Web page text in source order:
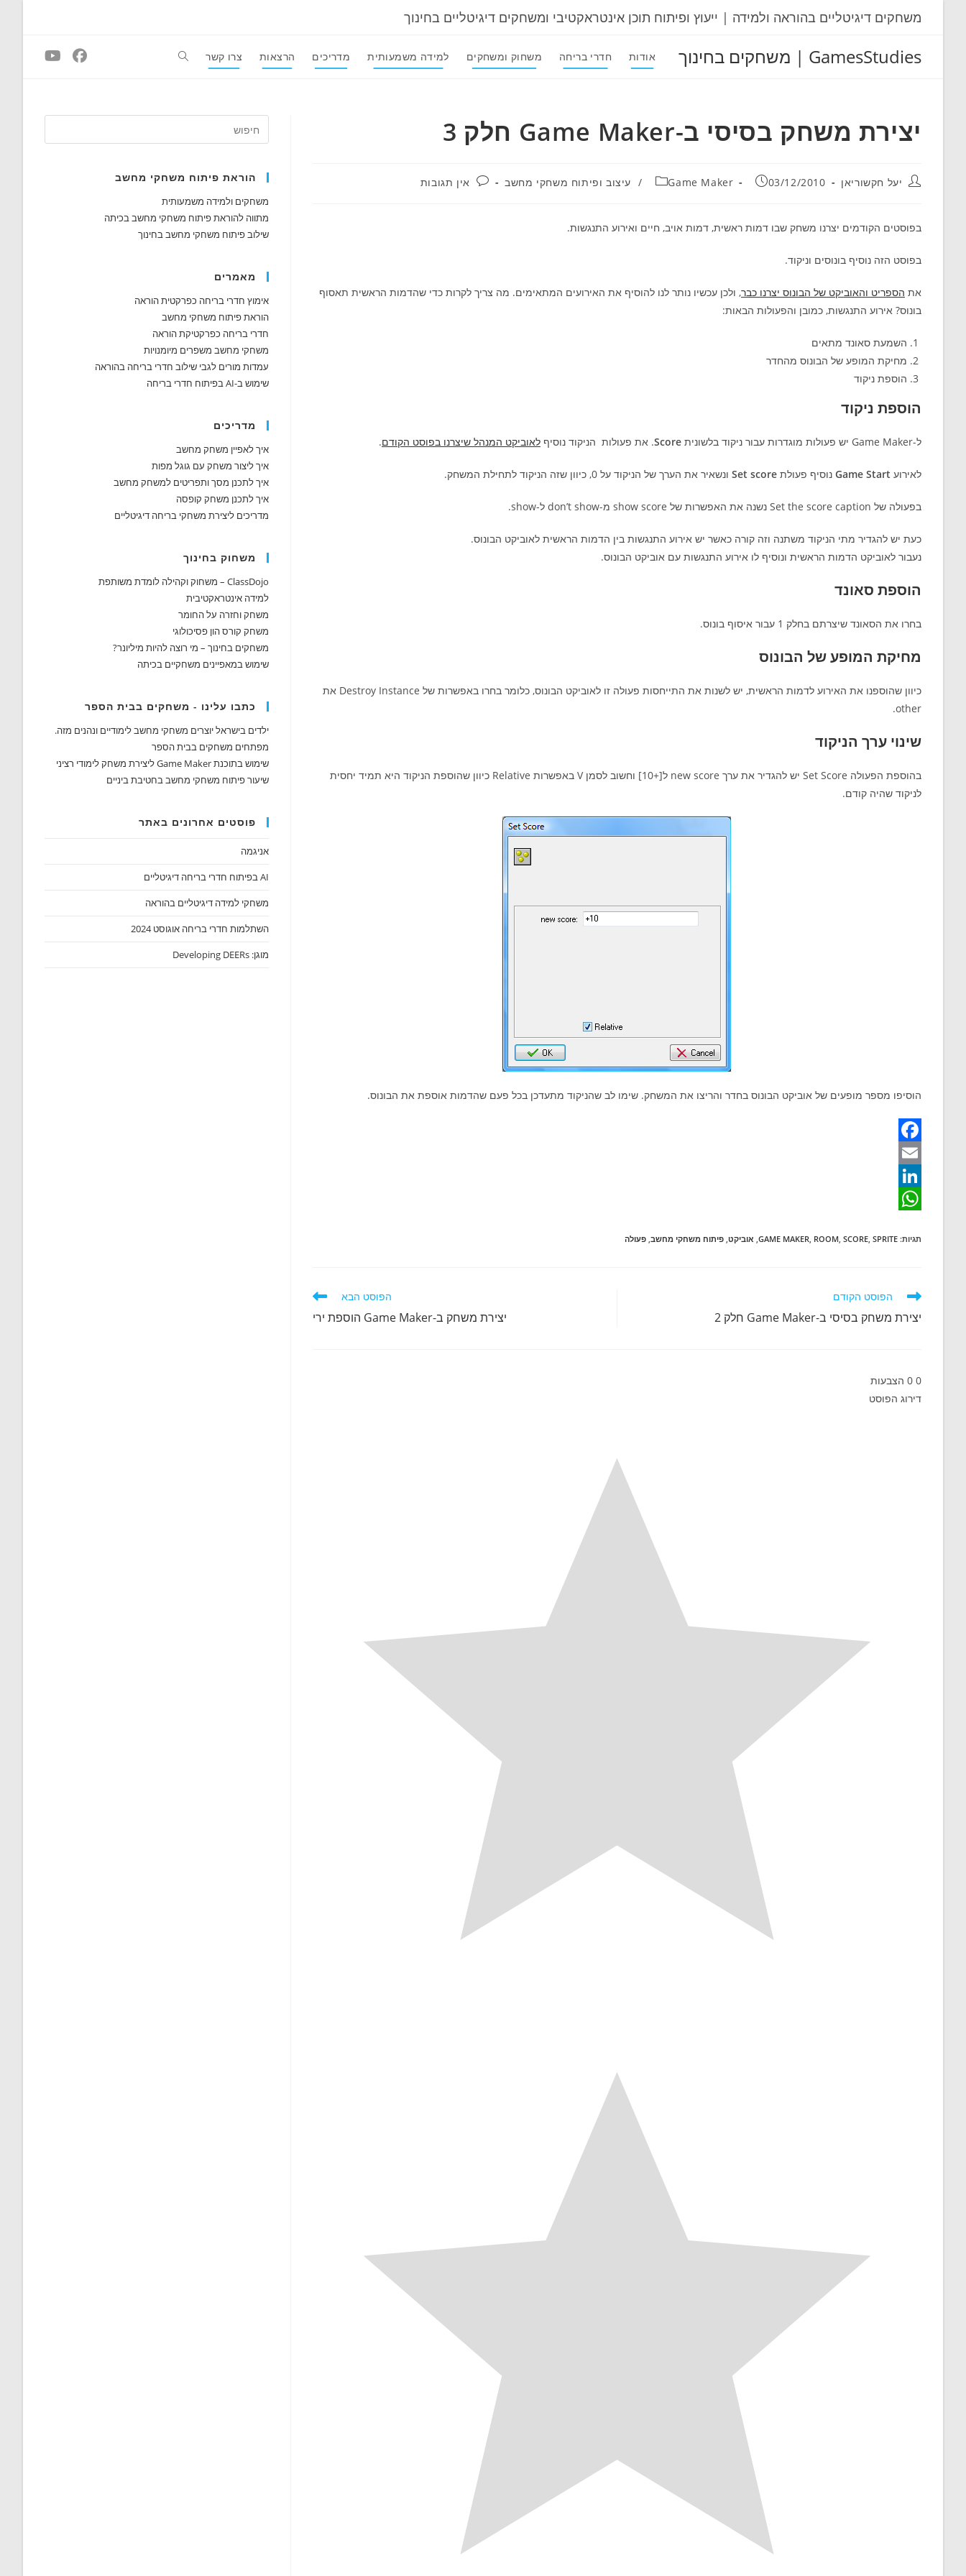
משחקים דיגיטליים בהוראה ולמידה | ייעוץ ופיתוח תוכן אינטראקטיבי ומשחקים דיגיטליים בחינוך
GamesStudies | משחקים בחינוך אודות חדרי בריחה משחוק ומשחקים למידה משמעותית מדריכים הרצאות צרו קשר Toggle
search יצירת משחק בסיסי ב-Game Maker חלק 3
מחבר:
יעל חקשוריאן פורסם:
03/12/2010 קטגוריה:
Game Maker
/ עיצוב ופיתוח משחקי מחשב תגובות:
אין תגובות
בפוסטים הקודמים יצרנו משחק שבו דמות ראשית, דמות אויב, חיים ואירוע התנגשות.
בפוסט הזה נוסיף בונוסים וניקוד.
את הספריט והאוביקט של הבונוס יצרנו כבר, ולכן עכשיו נותר לנו להוסיף את האירועים המתאימים. מה צריך לקרות כדי שהדמות הראשית תאסוף
בונוס? אירוע התנגשות, כמובן והפעולות הבאות:
השמעת סאונד מתאים
מחיקת המופע של הבונוס מהחדר
הוספת ניקוד
הוספת ניקוד
ל-Game Maker יש פעולות מוגדרות עבור ניקוד בלשונית Score. את פעולות הניקוד נוסיף לאוביקט המנהל שיצרנו בפוסט הקודם.
לאירוע Game Start נוסיף פעולת Set score ונשאיר את הערך של הניקוד על 0, כיוון שזה הניקוד לתחילת המשחק.
בפעולה של Set the score caption נשנה את האפשרות של show score מ-don’t show ל-show.
כעת יש להגדיר מתי הניקוד משתנה וזה קורה כאשר יש אירוע התנגשות בין הדמות הראשית לאוביקט הבונוס.
נעבור לאוביקט הדמות הראשית ונוסיף לו אירוע התנגשות עם אוביקט הבונוס.
הוספת סאונד
בחרו את הסאונד שיצרתם בחלק 1 עבור איסוף בונוס.
מחיקת המופע של הבונוס
כיוון שהוספנו את האירוע לדמות הראשית, יש לשנות את התייחסות פעולה זו לאוביקט הבונוס, כלומר בחרו באפשרות של Destroy Instance את
other.
שינוי ערך הניקוד
בהוספת הפעולה Set Score יש להגדיר את ערך new score ל[+10] וחשוב לסמן V באפשרות Relative כיוון שהוספת הניקוד היא תמיד יחסית
לניקוד שהיה קודם.
הוסיפו מספר מופעים של אוביקט הבונוס בחדר והריצו את המשחק. שימו לב שהניקוד מתעדכן בכל פעם שהדמות אוספת את הבונוס.
F
a
c
b
o
k
E
m
i
L
n
e
d
h
t
s
p
תגיות:
GAME MAKER, ROOM, SCORE, SPRITE
, אוביקט, פיתוח משחקי מחשב, פעולה
לקרוא
נוספים
הפוסט הקודם
יצירת משחק בסיסי ב-Game Maker חלק 2
הפוסט הבא
יצירת משחק ב-Game Maker הוספת ירי
0
0 הצבעות
דירוג הפוסט
הוראת פיתוח משחקי מחשב
משחקים ולמידה משמעותית
מתווה להוראת פיתוח משחקי מחשב בכיתה
שילוב פיתוח משחקי מחשב בחינוך
מאמרים
אימוץ חדרי בריחה כפרקטית הוראה
הוראת פיתוח משחקי מחשב
חדרי בריחה כפרקטיקת הוראה
משחקי מחשב משפרים מיומנויות
עמדות מורים לגבי שילוב חדרי בריחה בהוראה
שימוש ב-AI בפיתוח חדרי בריחה
מדריכים
איך לאפיין משחק מחשב
איך ליצור משחק עם גוגל מפות
איך לתכנן מסך ותפריטים למשחק מחשב
איך לתכנן משחק קופסה
מדריכים ליצירת משחקי בריחה דיגיטליים
משחוק בחינוך
ClassDojo – משחוק וקהילה לומדת משותפת
למידה אינטראקטיבית
משחק וחזרה על החומר
משחק קורס הון פסיכולוגי
משחקים בחינוך – מי רוצה להיות מיליונר?
שימוש במאפיינים משחקיים בכיתה
כתבו עלינו - משחקים בבית הספר
ילדים בישראל יוצרים משחקי מחשב לימודיים ונהנים מזה.
מפתחים משחקים בבית הספר
שימוש בתוכנת Game Maker ליצירת משחק לימודי רציני
שיעור פיתוח משחקי מחשב בחטיבת ביניים
פוסטים אחרונים באתר
אניגמה
AI בפיתוח חדרי בריחה דיגיטליים
משחקי למידה דיגיטליים בהוראה
השתלמות חדרי בריחה אוגוסט 2024
מוגן: Developing DEERs